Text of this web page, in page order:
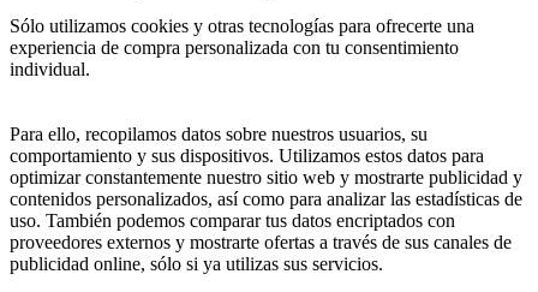
Sólo utilizamos cookies y otras tecnologías para ofrecerte una
experiencia de compra personalizada con tu consentimiento
individual.
Para ello, recopilamos datos sobre nuestros usuarios, su
comportamiento y sus dispositivos. Utilizamos estos datos para
optimizar constantemente nuestro sitio web y mostrarte publicidad y
contenidos personalizados, así como para analizar las estadísticas de
uso. También podemos comparar tus datos encriptados con
proveedores externos y mostrarte ofertas a través de sus canales de
publicidad online, sólo si ya utilizas sus servicios.